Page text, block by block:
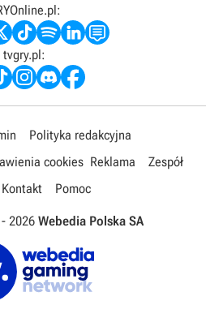
tvgry.pl:
Polityka redakcyjna
cookies Reklama
Zespół
Kontakt Pomoc
2026 Webedia Polska SA